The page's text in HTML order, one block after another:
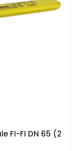
FI-FI DN 65 (2